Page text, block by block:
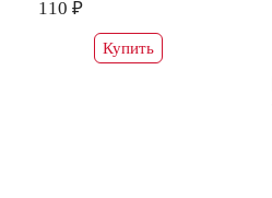
110 ₽
Купить